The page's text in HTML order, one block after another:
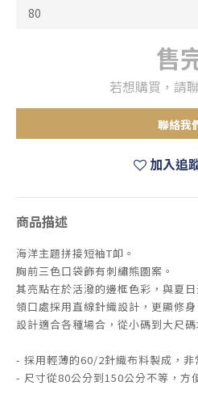
售
若想購買，請
聯絡我
加入追
商品描述
海洋主題拼接短袖T卹。
胸前三色口袋飾有刺繡熊圖案。
其亮點在於活潑的邊框色彩，與夏日
領口處採用直線針織設計，更顯修身
設計適合各種場合，從小碼到大尺碼
- 採用輕薄的60/2針織布料製成，非
- 尺寸從80公分到150公分不等，方